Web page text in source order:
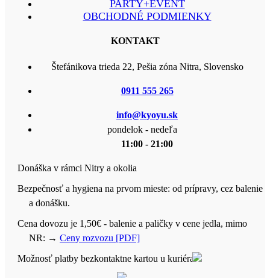
PARTY+EVENT
OBCHODNÉ PODMIENKY
KONTAKT
Štefánikova trieda 22, Pešia zóna Nitra, Slovensko
0911 555 265
info@kyoyu.sk
pondelok - nedeľa
11:00 - 21:00
Donáška v rámci Nitry a okolia
Bezpečnosť a hygiena na prvom mieste: od prípravy, cez balenie
a donášku.
Cena dovozu je 1,50€ - balenie a paličky v cene jedla, mimo
NR: → Ceny rozvozu [PDF]
Možnosť platby bezkontaktne kartou u kuriéra